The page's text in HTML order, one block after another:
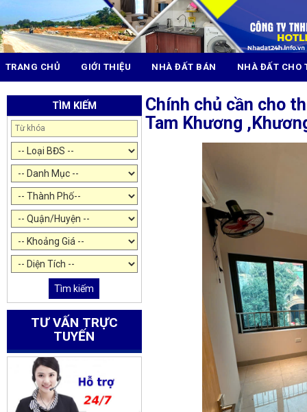
TRANG CHỦ GIỚI THIỆU NHÀ ĐẤT BÁN NHÀ ĐẤT CHO
TÌM KIẾM
Tìm kiếm
TƯ VẤN TRỰC
TUYẾN
Chính chủ cần cho
Tam Khương